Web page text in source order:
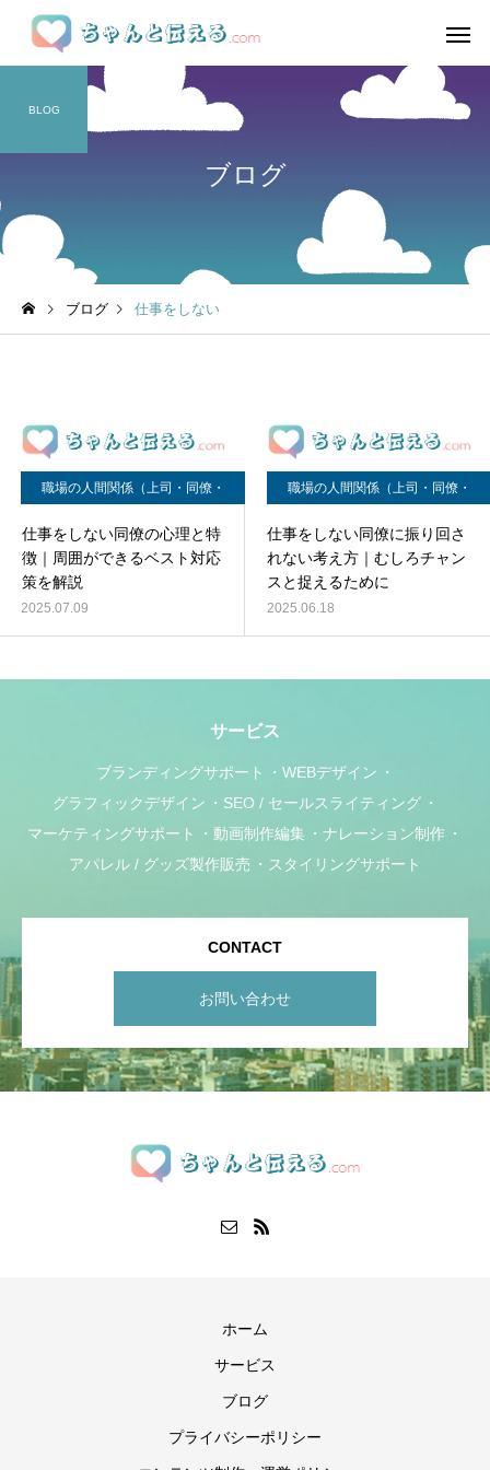
ブログ
BLOG
ブログ 仕事をしない
職場の人間関係（上司・同僚・
仕事をしない同僚の心理と特
徴｜周囲ができるベスト対応
策を解説
2025.07.09
職場の人間関係（上司・同僚・
仕事をしない同僚に振り回さ
れない考え方｜むしろチャン
スと捉えるために
2025.06.18
サービス
ブランディングサポート
WEBデザイン
グラフィックデザイン
SEO / セールスライティング
マーケティングサポート
動画制作編集
ナレーション制作
アパレル / グッズ製作販売
スタイリングサポート
CONTACT
お問い合わせ
ホーム
サービス
ブログ
プライバシーポリシー